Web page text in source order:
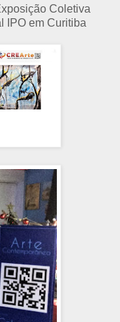
Coletiva
IPO em Curitiba